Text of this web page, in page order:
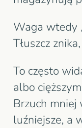
Waga wtedy
Tłuszcz
To często
albo
Brzuch mniej
luźniejsze, a